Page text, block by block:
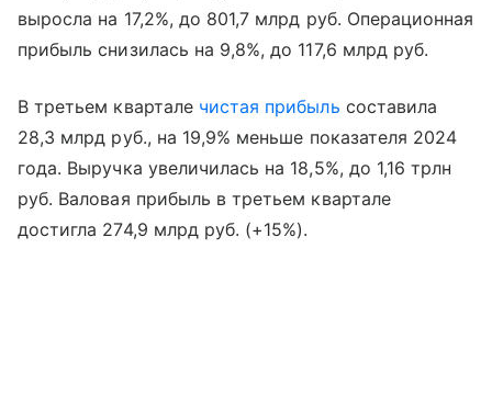
выросла на 17,2%, до 801,7 млрд руб. Операционная
прибыль снизилась на 9,8%, до 117,6 млрд руб.
В третьем квартале чистая прибыль составила
28,3 млрд руб., на 19,9% меньше показателя 2024
года. Выручка увеличилась на 18,5%, до 1,16 трлн
руб. Валовая прибыль в третьем квартале
достигла 274,9 млрд руб. (+15%).